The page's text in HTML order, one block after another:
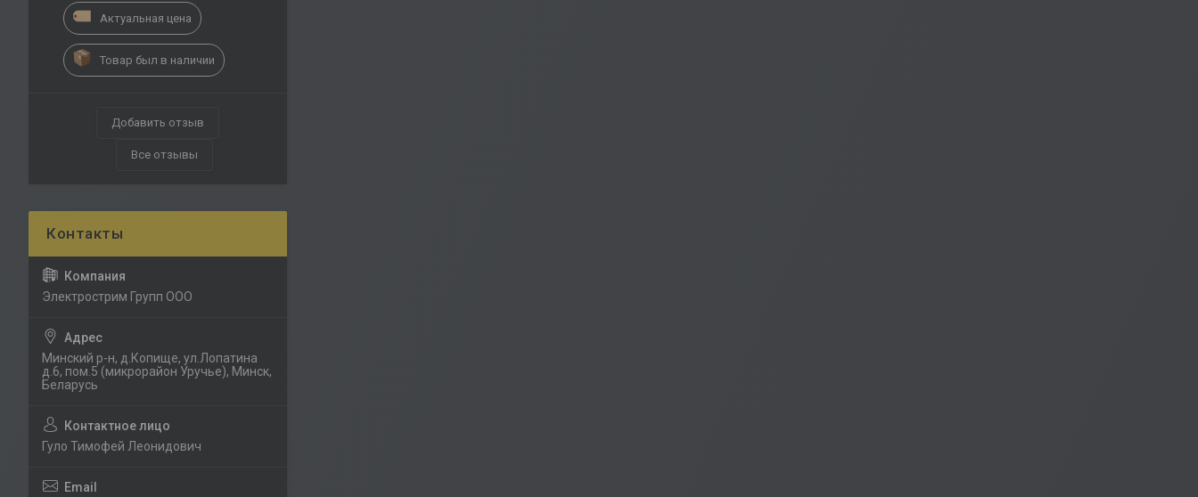
Актуальная цена
Товар был в наличии
Добавить отзыв
Все отзывы
Электрострим Групп ООО
Минский р-н, д.Копище, ул.Лопатина
д.6, пом.5 (микрорайон Уручье), Минск,
Беларусь
Гуло Тимофей Леонидович